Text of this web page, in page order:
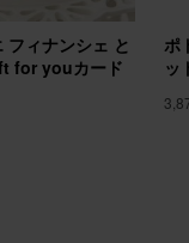
お部屋が華やかになっ
ン付き
フィナンシェ と
for youカード
ポ
ッ